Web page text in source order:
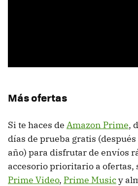
Más ofertas
Si te haces de Amazon Prime,
días de prueba gratis
año) para disfrutar de envíos
accesorio prioritario a ofertas,
Prime Video, Prime Musicy